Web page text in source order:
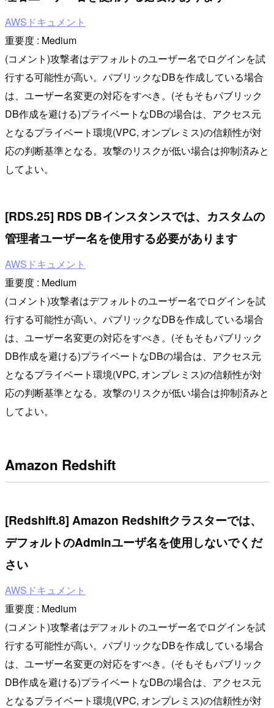
AWSドキュメント
重要度 : Medium
(コメント)攻撃者はデフォルトのユーザー名でログインを試
行する可能性が高い。パブリックなDBを作成している場合
は、ユーザー名変更の対応をすべき。(そもそもパブリック
DB作成を避ける)プライベートなDBの場合は、アクセス元
となるプライベート環境(VPC, オンプレミス)の信頼性が対
応の判断基準となる。攻撃のリスクが低い場合は抑制済みと
してよい。
[RDS.25] RDS DBインスタンスでは、カスタムの
管理者ユーザー名を使用する必要があります
AWSドキュメント
重要度 : Medium
(コメント)攻撃者はデフォルトのユーザー名でログインを試
行する可能性が高い。パブリックなDBを作成している場合
は、ユーザー名変更の対応をすべき。(そもそもパブリック
DB作成を避ける)プライベートなDBの場合は、アクセス元
となるプライベート環境(VPC, オンプレミス)の信頼性が対
応の判断基準となる。攻撃のリスクが低い場合は抑制済みと
してよい。
Amazon Redshift
[Redshift.8] Amazon Redshiftクラスターでは、
デフォルトのAdminユーザ名を使用しないでくだ
さい
AWSドキュメント
重要度 : Medium
(コメント)攻撃者はデフォルトのユーザー名でログインを試
行する可能性が高い。パブリックなDBを作成している場合
は、ユーザー名変更の対応をすべき。(そもそもパブリック
DB作成を避ける)プライベートなDBの場合は、アクセス元
となるプライベート環境(VPC, オンプレミス)の信頼性が対